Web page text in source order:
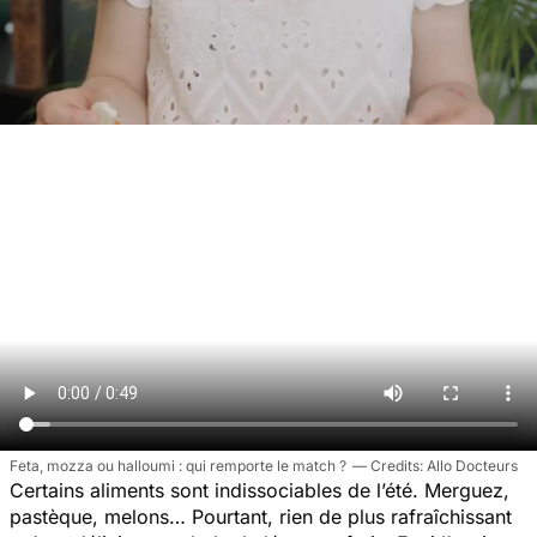
Feta, mozza ou halloumi : qui remporte le match ? Allo Docteurs
Certains aliments sont indissociables de l’été. Merguez,
pastèque, melons… Pourtant, rien de plus rafraîchissant